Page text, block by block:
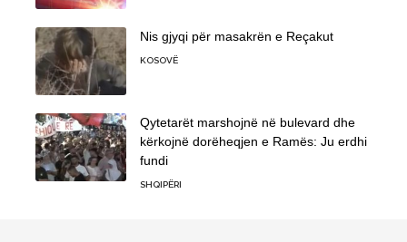
Nis gjyqi për masakrën e Reçakut
KOSOVË
Qytetarët marshojnë në bulevard dhe
kërkojnë dorëheqjen e Ramës: Ju erdhi
fundi
SHQIPËRI